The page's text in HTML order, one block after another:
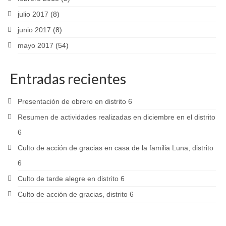
julio 2017 (8)
junio 2017 (8)
mayo 2017 (54)
Entradas recientes
Presentación de obrero en distrito 6
Resumen de actividades realizadas en diciembre en el distrito
6
Culto de acción de gracias en casa de la familia Luna, distrito
6
Culto de tarde alegre en distrito 6
Culto de acción de gracias, distrito 6